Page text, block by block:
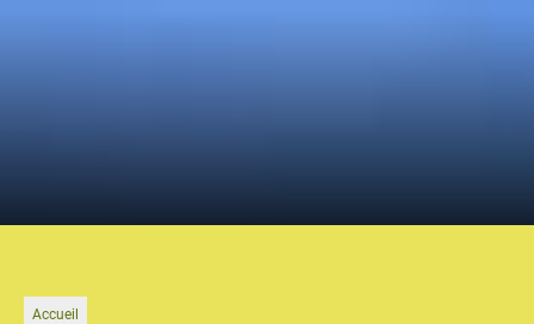
Accueil